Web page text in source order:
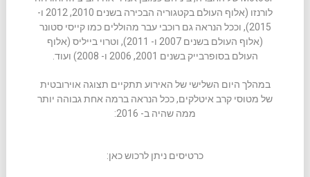
לורנזו (אלוף העולם בקטגוריה הבכירה בשנים 2010, 2012 ו-
2015), וככל הנראה גם רוכבי עבר מהוללים כמו קייסי סטונר
(אלוף העולם בשנים 2007 ו- 2011), וטרוי בייליס (אלוף
העולם בסופרבייק בשנים 2001, 2006 ו- 2008) ועוד.
במהלך היום השלישי של האירוע תתקיים תצוגה אוירובטית
של מטוסי קרב איטלקים, ככל הנראה ברמה אחת גבוהה יותר
ממה שהיה ב- 2016:
כרטיסים ניתן לרכוש כאן: